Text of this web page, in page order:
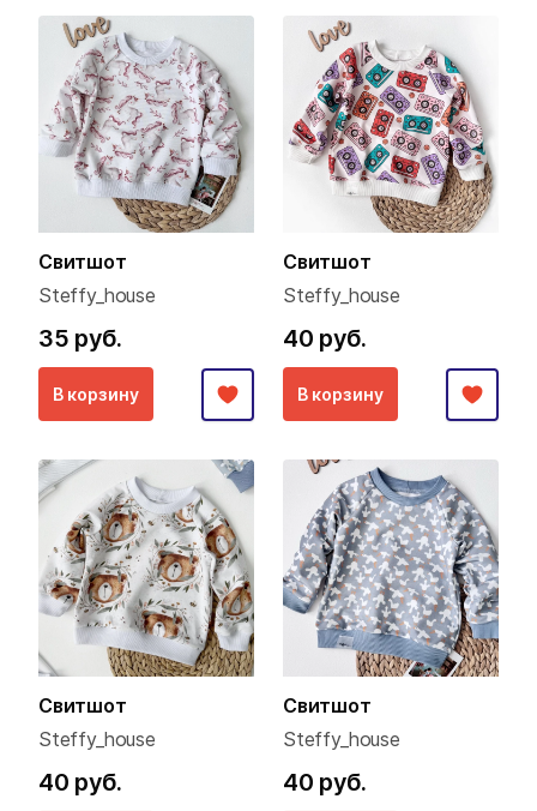
Свитшот
Steffy_house
35 руб.
В корзину
Свитшот
Steffy_house
40 руб.
В корзину
Свитшот
Steffy_house
40 руб.
Свитшот
Steffy_house
40 руб.